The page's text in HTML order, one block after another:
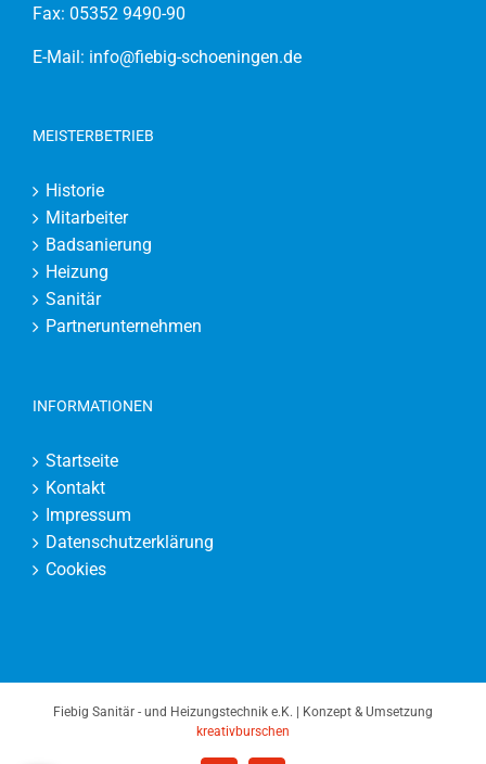
Fax: 05352 9490-90
E-Mail: info@fiebig-schoeningen.de
MEISTERBETRIEB
Historie
Mitarbeiter
Badsanierung
Heizung
Sanitär
Partnerunternehmen
INFORMATIONEN
Startseite
Kontakt
Impressum
Datenschutzerklärung
Cookies
Fiebig Sanitär - und Heizungstechnik e.K. | Konzept & Umsetzung
kreativburschen